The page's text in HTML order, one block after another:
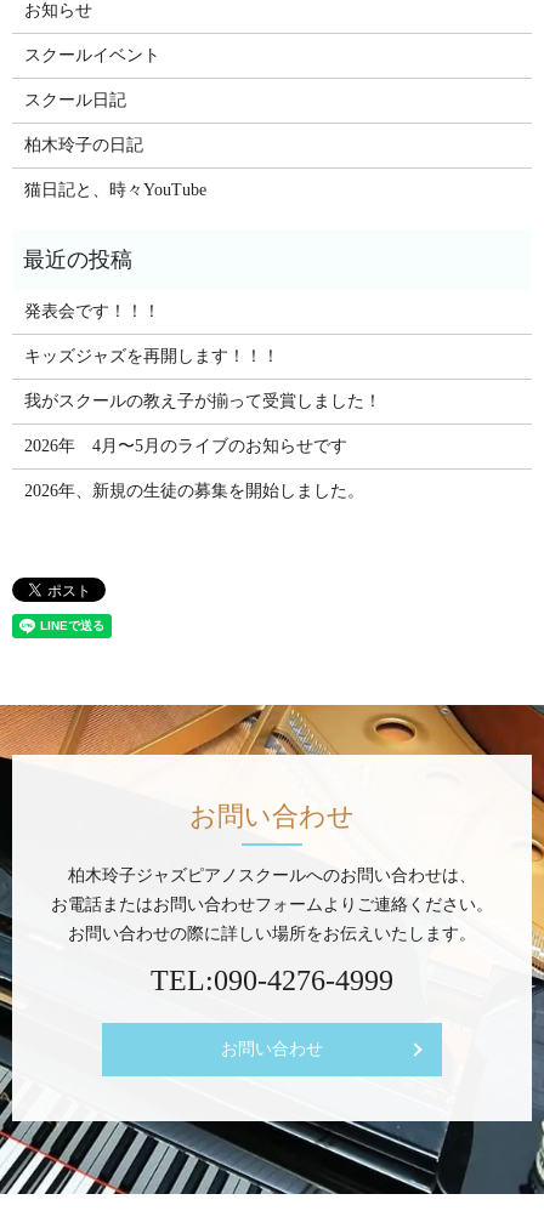
お知らせ
スクールイベント
スクール日記
柏木玲子の日記
猫日記と、時々YouTube
発表会です！！！
キッズジャズを再開します！！！
我がスクールの教え子が揃って受賞しました！
2026年 4月〜5月のライブのお知らせです
2026年、新規の生徒の募集を開始しました。
お問い合わせ
柏木玲子ジャズピアノスクールへのお問い合わせは、
お電話またはお問い合わせフォームよりご連絡ください。
お問い合わせの際に詳しい場所をお伝えいたします。
TEL:090-4276-4999
お問い合わせ